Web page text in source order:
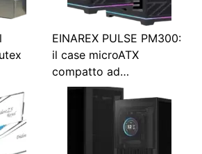
EINAREX PULSE PM300:
il case microATX
compatto ad…